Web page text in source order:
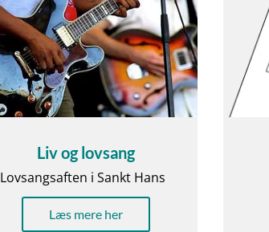
Liv og lovsang
Lovsangsaften i Sankt Hans
Læs mere her